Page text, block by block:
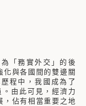
「務實外交」的後
化與各國間的雙邊關
程中，我國成為了
由此可見，經濟力
，佔有相當重要之地